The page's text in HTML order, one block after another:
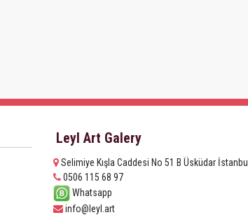
Leyl Art Galery
Selimiye Kışla Caddesi No 51 B Üsküdar İstanbul
0506 115 68 97
Whatsapp
info@leyl.art